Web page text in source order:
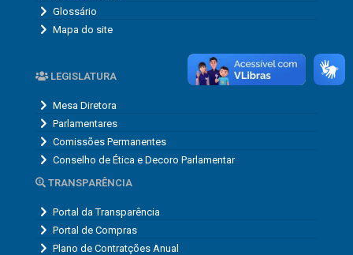
Glossário
Mapa do site
LEGISLATURA
Mesa Diretora
Parlamentares
Comissões Permanentes
Conselho de Ética e Decoro Parlamentar
TRANSPARÊNCIA
Portal da Transparência
Portal de Compras
Plano de Contratções Anual